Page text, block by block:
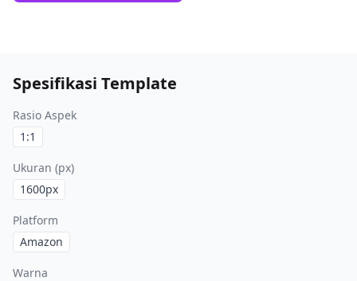
Spesifikasi Template
Rasio Aspek
1:1
Ukuran (px)
1600px
Platform
Amazon
Warna